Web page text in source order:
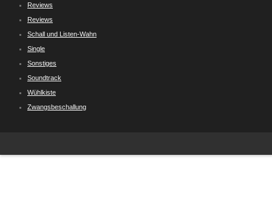
Reviews
Reviews
Schall und Listen-Wahn
Single
Sonstiges
Soundtrack
Wühlkiste
Zwangsbeschallung